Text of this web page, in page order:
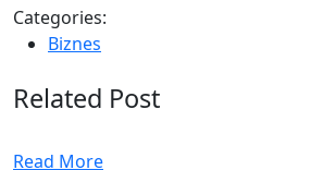
Categories:
Biznes
Related Post
Read More